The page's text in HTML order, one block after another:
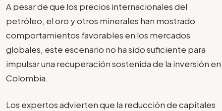
A pesar de que los precios internacionales del
petróleo, el oro y otros minerales han mostrado
comportamientos favorables en los mercados
globales, este escenario no ha sido suficiente para
impulsar una recuperación sostenida de la inversión en
Colombia.
Los expertos advierten que la reducción de capitales